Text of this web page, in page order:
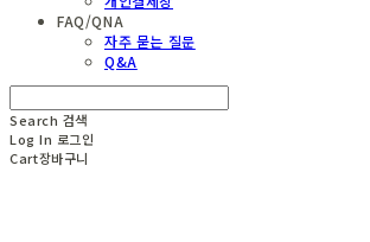
FAQ/QNA
자주 묻는 질문
Q&A
Search 검색
Log In 로그인
Cart장바구니